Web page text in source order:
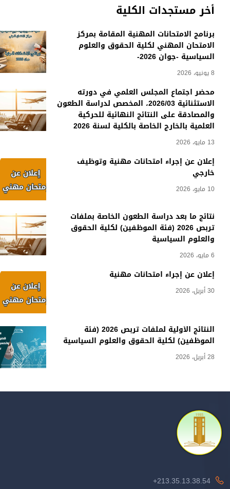
أخر مستجدات الكلية
برنامج الامتحانات المهنية المقامة بمركز
الامتحان المهني لكلية الحقوق والعلوم
السياسية -جوان 2026-
8 يونيو، 2026
محضر اجتماع المجلس العلمي في دورته
الاستثنائية 2026/03، المخصص لدراسة الطعون
والمصادقة على النتائج النهائية للحركية
العلمية بالخارج الخاصة بالكلية لسنة 2026
13 مايو، 2026
إعلان عن إجراء امتحانات مهنية وتوظيف
خارجي
10 مايو، 2026
نتائج ما بعد دراسة الطعون الخاصة بملفات
تربص 2026 (فئة الموظفين) لكلية الحقوق
والعلوم السياسية
6 مايو، 2026
إعلان عن إجراء امتحانات مهنية
30 أبريل، 2026
النتائج الأولية لملفات تربص 2026 (فئة
الموظفين) لكلية الحقوق والعلوم السياسية
28 أبريل، 2026
213.35.13.38.54+